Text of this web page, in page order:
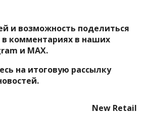
и возможность поделиться
комментариях в наших
и MAX.
на итоговую рассылку
New Retail